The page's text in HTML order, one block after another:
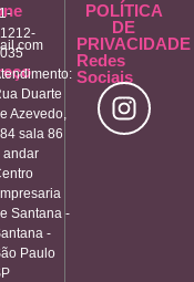
Duarte
Azevedo,
sala 86
andar
Santana -
-
Paulo
POLÍTICA
DE
PRIVACIDADE
Redes
Sociais